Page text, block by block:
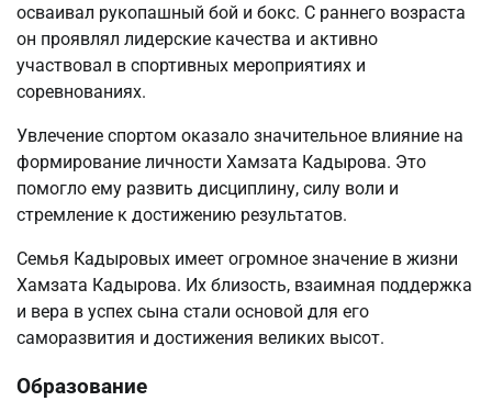
осваивал рукопашный бой и бокс. С раннего возраста
он проявлял лидерские качества и активно
участвовал в спортивных мероприятиях и
соревнованиях.
Увлечение спортом оказало значительное влияние на
формирование личности Хамзата Кадырова. Это
помогло ему развить дисциплину, силу воли и
стремление к достижению результатов.
Семья Кадыровых имеет огромное значение в жизни
Хамзата Кадырова. Их близость, взаимная поддержка
и вера в успех сына стали основой для его
саморазвития и достижения великих высот.
Образование